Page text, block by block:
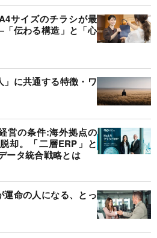
サイズのチラシが最
伝わる構造」と「心
」に共通する特徴・ワ
営の条件:海外拠点の
却。「二層ERP」と
ータ統合戦略とは
運命の人になる、とっ